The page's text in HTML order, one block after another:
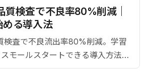
質検査で不良率80%削減｜
る導入法
検査で不良流出率80%削減。学習
モールスタートできる導入方法と
績データとともに解説。【監修：